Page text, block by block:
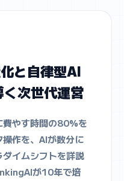
と自律型AI
次世代運営
費やす時間の80%を
操作を、AIが数分に
イムシフトを詳説
が10年で培